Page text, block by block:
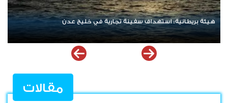
نتنياهو يرفض الانسحاب من غزة ويعلن رفضه لمسودة أمريكية
مقالات